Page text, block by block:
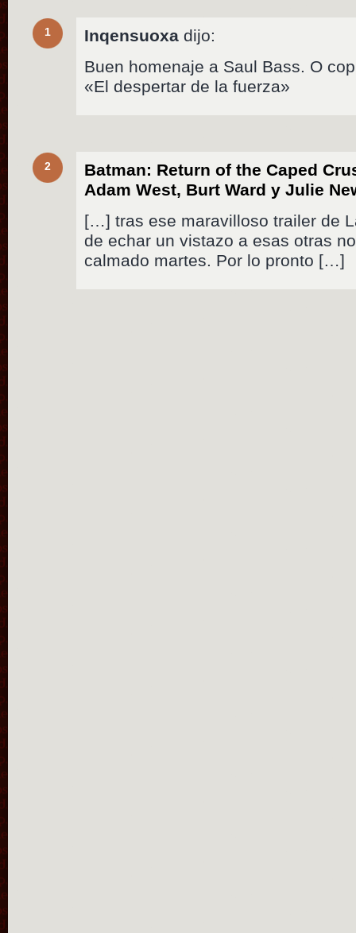
1 Inqensuoxa dijo:
Buen homenaje a Saul Bass. O
«El despertar de la fuerza»
2
Batman: Return of the Caped
Adam West, Burt Ward y Julie
[…] tras ese maravilloso trailer de
de echar un vistazo a esas otras
calmado martes. Por lo pronto […]